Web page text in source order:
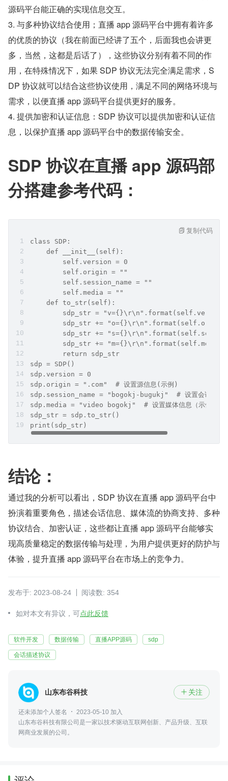
源码平台能正确的实现信息交互。
3. 与多种协议结合使用；直播 app 源码平台中拥有着许多
的优质的协议（我在前面已经讲了五个，后面我也会讲更
多，当然，这都是后话了），这些协议分别有着不同的作
用，在特殊情况下，如果 SDP 协议无法完全满足需求，S
DP 协议就可以结合这些协议使用，满足不同的网络环境与
需求，以便直播 app 源码平台提供更好的服务。
4. 提供加密和认证信息：SDP 协议可以提供加密和认证信
息，以保护直播 app 源码平台中的数据传输安全。
SDP 协议在直播 app 源码部
分搭建参考代码：
class SDP:
    def __init__(self):
        self.version = 0
        self.origin = ""
        self.session_name = ""
        self.media = ""
    def to_str(self):
sdp_str =
sdp_str +=
sdp_str +=
        sdp_str += "m={}\r\n".format(self.media)
        return sdp_str
sdp = SDP()
sdp.version = 0
sdp.origin = ".com"  # 设置源信息(示例)
sdp.session_name = "bogokj-bugukj"  # 设置会话名称
sdp.media = "video bogokj"  # 设置媒体信息（示例）
sdp_str = sdp.to_str()
print(sdp_str)
复制代码
结论：
通过我的分析可以看出，SDP 协议在直播 app 源码平台中
扮演着重要角色，描述会话信息、媒体流的协商支持、多种
协议结合、加密认证，这些都让直播 app 源码平台能够实
现高质量稳定的数据传输与处理，为用户提供更好的防护与
体验，提升直播 app 源码平台在市场上的竞争力。
发布于: 2023-08-24 阅读数: 354
如对本文有异议，可点此反馈
软件开发 数据传输 直播APP源码 sdp
会话描述协议
山东布谷科技  关注
还未添加个人签名
2023-05-10 加入
山东布谷科技有限公司是一家以技术驱动互联网创新、产品升级、互联
网商业发展的公司。